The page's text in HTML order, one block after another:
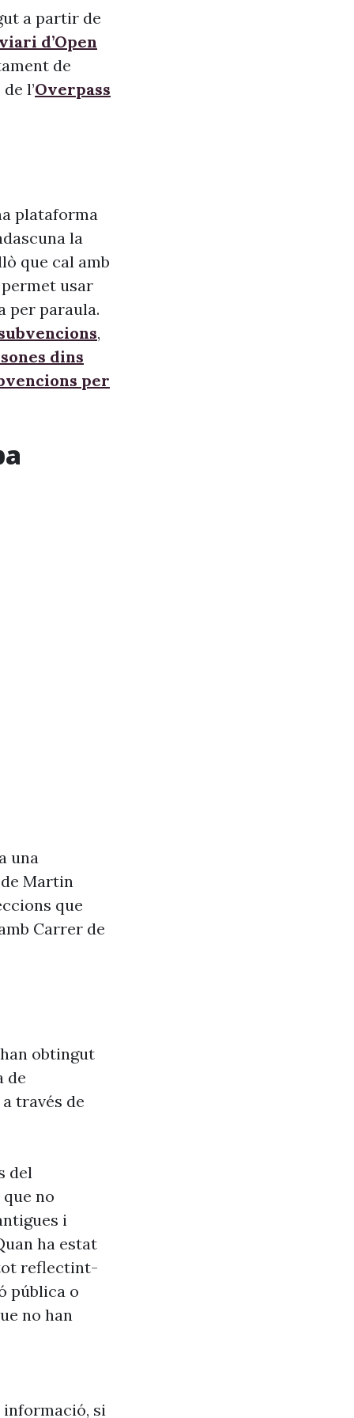
a partir de
d’Open
de
l’Overpass
plataforma
la
que cal amb
usar
per paraula.
,
dins
per
una
Martin
que
Carrer de
obtingut
de
través de
del
no
i
ha estat
tot reflectint-
pública o
no han
informació, si